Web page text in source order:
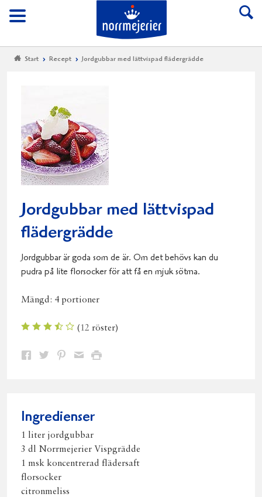
Meny
Till Norrmejerier
Start Recept Jordgubbar med lättvispad flädergrädde
Jordgubbar med lättvispad
flädergrädde
Jordgubbar är goda som de är. Om det behövs kan du
pudra på lite florsocker för att få en mjuk sötma.
Mängd: 4 portioner
(12 röster)
Dela Dela Dela DelaSkriv
Ingredienser
1 liter jordgubbar
3 dl Norrmejerier Vispgrädde
1 msk koncentrerad flädersaft
florsocker
citronmeliss